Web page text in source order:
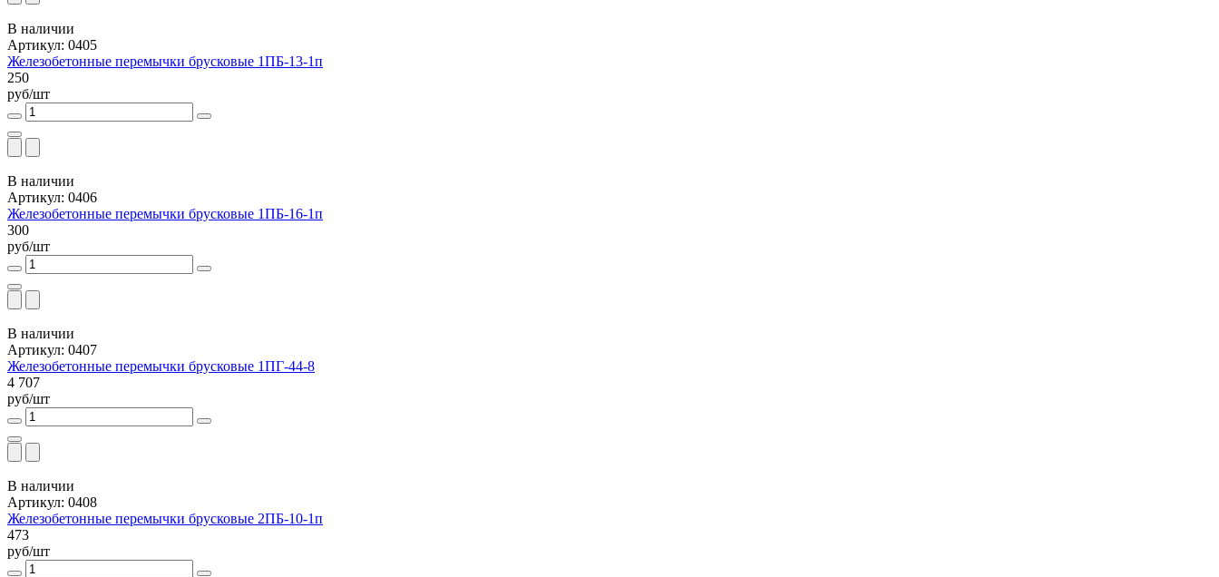
В наличии
Артикул: 0405
Железобетонные перемычки брусковые 1ПБ-13-1п
250
руб/шт
В наличии
Артикул: 0406
Железобетонные перемычки брусковые 1ПБ-16-1п
300
руб/шт
В наличии
Артикул: 0407
Железобетонные перемычки брусковые 1ПГ-44-8
4 707
руб/шт
В наличии
Артикул: 0408
Железобетонные перемычки брусковые 2ПБ-10-1п
473
руб/шт